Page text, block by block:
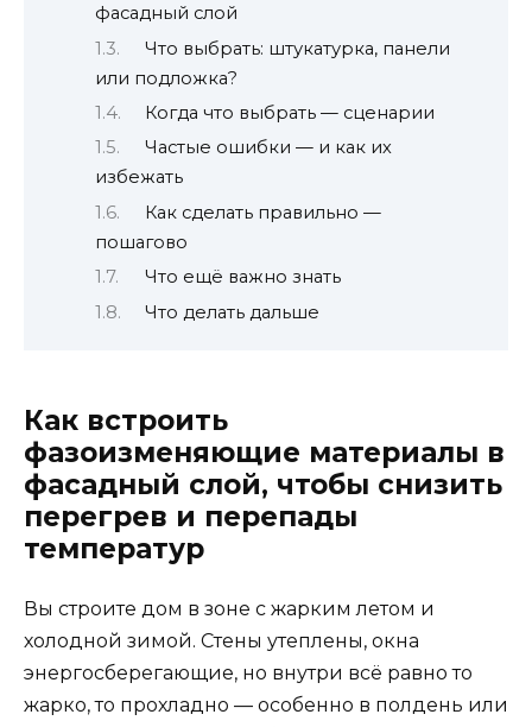
фасадный слой
Что выбрать: штукатурка, панели
или подложка?
Когда что выбрать — сценарии
Частые ошибки — и как их
избежать
Как сделать правильно —
пошагово
Что ещё важно знать
Что делать дальше
Как встроить
фазоизменяющие материалы в
фасадный слой, чтобы снизить
перегрев и перепады
температур
Вы строите дом в зоне с жарким летом и
холодной зимой. Стены утеплены, окна
энергосберегающие, но внутри всё равно то
жарко, то прохладно — особенно в полдень или